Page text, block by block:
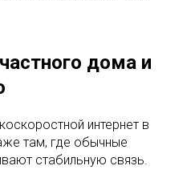
дома и
интернет в
там, где обычные
стабильную связь.